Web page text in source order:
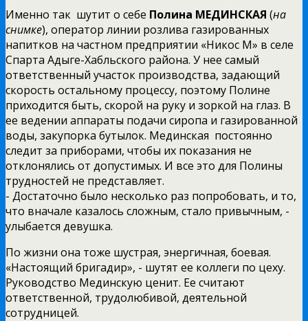
Именно так шутит о себе Полина МЕДИНСКАЯ (на
снимке), оператор линии розлива газированных
напитков на частном предприятии «Никос М» в селе
Спарта Адыге-Хабльского района. У нее самый
ответственный участок производства, задающий
скорость остальному процессу, поэтому Полине
приходится быть, скорой на руку и зоркой на глаз. В
ее ведении аппараты подачи сиропа и газированной
воды, закупорка бутылок. Мединская постоянно
следит за приборами, чтобы их показания не
отклонялись от допустимых. И все это для Полины
трудностей не представляет.
­- Достаточно было несколько раз попробовать, и то,
что вначале казалось сложным, стало привычным, ­-
улыбается девушка.
По жизни она тоже шустрая, энергичная, боевая.
«Настоящий бригадир», -­ шутят ее коллеги по цеху.
Руководство Мединскую ценит. Ее считают
ответственной, трудолюбивой, деятельной
сотрудницей.